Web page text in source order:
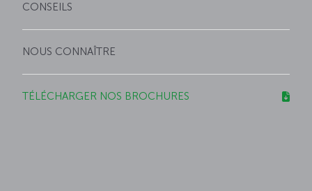
CONSEILS
NOUS CONNAÎTRE
TÉLÉCHARGER NOS BROCHURES